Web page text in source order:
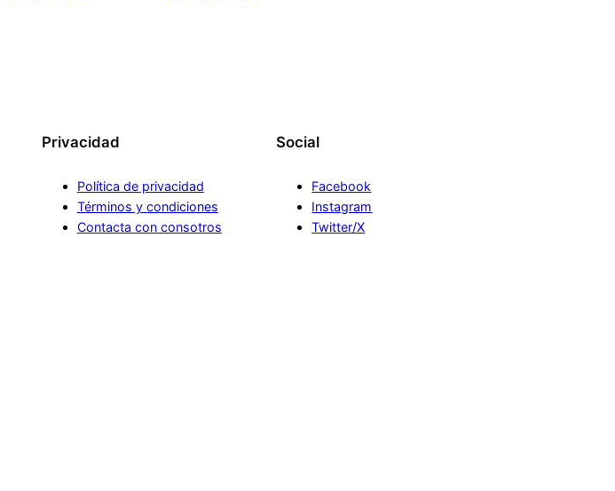
Privacidad
Política de privacidad
Términos y condiciones
Contacta con consotros
Social
Facebook
Instagram
Twitter/X